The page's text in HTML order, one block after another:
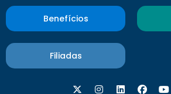
Benefícios
Filiadas